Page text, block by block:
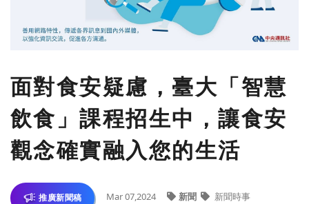
面對食安疑慮，臺大「智慧
飲食」課程招生中，讓食安
觀念確實融入您的生活
推廣新聞稿 Mar 07,2024 新聞 新聞時事